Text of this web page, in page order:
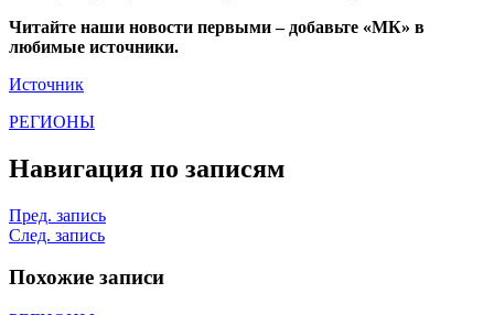
Читайте наши новости первыми – добавьте «МК» в
любимые источники.
Источник
РЕГИОНЫ
Навигация по записям
Пред. запись
След. запись
Похожие записи